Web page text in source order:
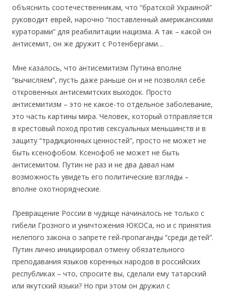
объяснить соотечественникам, что “братской Украиной”
руководит еврей, нарочно “поставленный американскими
кураторами” для реабилитации нацизма. А так – какой он
антисемит, он же дружит с Ротенбергами…
Мне казалось, что антисемитизм Путина вполне
“вычисляем”, пусть даже раньше он и не позволял себе
откровенных антисемитских выходок. Просто
антисемитизм – это не какое-то отдельное заболевание,
это часть картины мира. Человек, который отправляется
в крестовый поход против сексуальных меньшинств и в
защиту “традиционных ценностей”, просто не может не
быть ксенофобом. Ксенофоб не может не быть
антисемитом. Путин не раз и не два давал нам
возможность увидеть его политические взгляды –
вполне охотнорядческие.
Превращение России в чудище начиналось не только с
гибели Грозного и уничтожения ЮКОСа, но и с принятия
нелепого закона о запрете гей-пропаганды “среди детей”.
Путин лично инициировал отмену обязательного
преподавания языков коренных народов в российских
республиках – что, спросите вы, сделали ему татарский
или якутский языки? Но при этом он дружил с